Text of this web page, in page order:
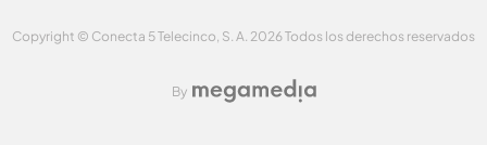
Copyright © Conecta 5 Telecinco, S. A. 2026 Todos los derechos reservados
By